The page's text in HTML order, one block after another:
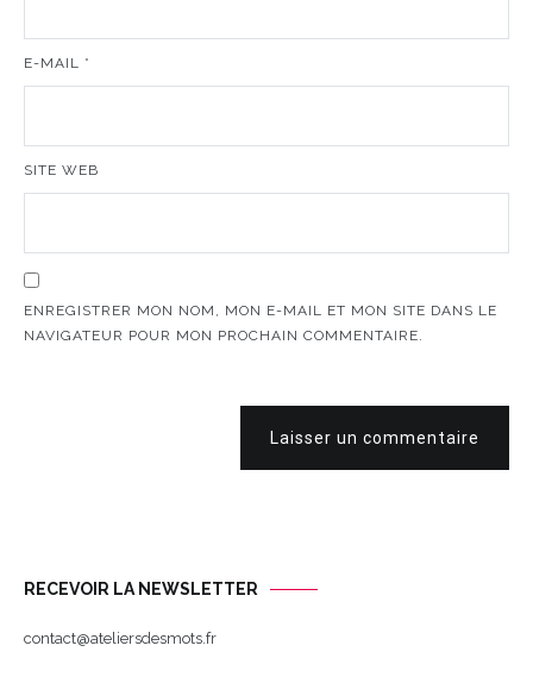
E-MAIL *
SITE WEB
ENREGISTRER MON NOM, MON E-MAIL ET MON SITE DANS LE
NAVIGATEUR POUR MON PROCHAIN COMMENTAIRE.
Laisser un commentaire
RECEVOIR LA NEWSLETTER
contact@ateliersdesmots.fr